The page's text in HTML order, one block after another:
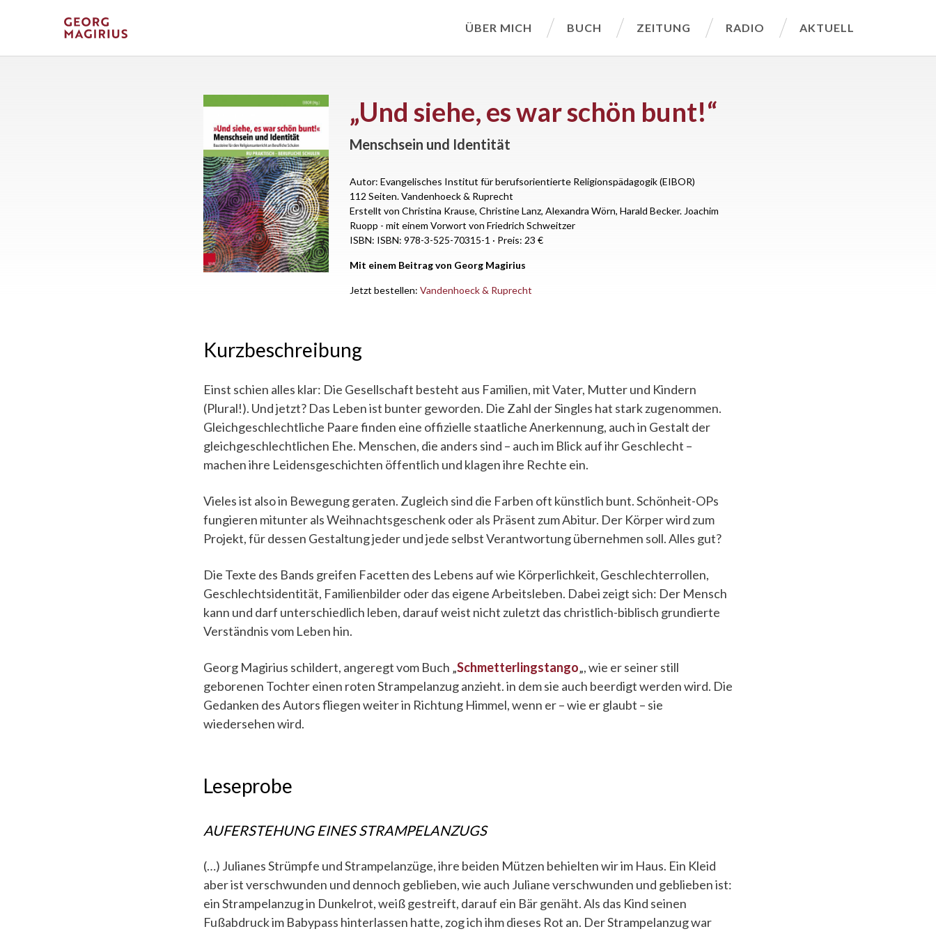
ÜBER MICH BUCH ZEITUNG RADIO AKTUELL
„Und siehe, es war schön bunt!“
Menschsein und Identität
Autor: Evangelisches Institut für berufsorientierte Religionspädagogik (EIBOR)
112 Seiten.Vandenhoeck & Ruprecht
Erstellt von Christina Krause, Christine Lanz, Alexandra Wörn, Harald Becker. Joachim
Ruopp - mit einem Vorwort von Friedrich Schweitzer
ISBN: ISBN: 978-3-525-70315-1 · Preis: 23 €
Mit einem Beitrag von Georg Magirius
Jetzt bestellen: Vandenhoeck & Ruprecht
Kurzbeschreibung
Einst schien alles klar: Die Gesellschaft besteht aus Familien, mit Vater, Mutter und Kindern
(Plural!). Und jetzt? Das Leben ist bunter geworden. Die Zahl der Singles hat stark zugenommen.
Gleichgeschlechtliche Paare finden eine offizielle staatliche Anerkennung, auch in Gestalt der
gleichgeschlechtlichen Ehe. Menschen, die anders sind – auch im Blick auf ihr Geschlecht –
machen ihre Leidensgeschichten öffentlich und klagen ihre Rechte ein.
Vieles ist also in Bewegung geraten. Zugleich sind die Farben oft künstlich bunt. Schönheit-OPs
fungieren mitunter als Weihnachtsgeschenk oder als Präsent zum Abitur. Der Körper wird zum
Projekt, für dessen Gestaltung jeder und jede selbst Verantwortung übernehmen soll. Alles gut?
Die Texte des Bands greifen Facetten des Lebens auf wie Körperlichkeit, Geschlechterrollen,
Geschlechtsidentität, Familienbilder oder das eigene Arbeitsleben. Dabei zeigt sich: Der Mensch
kann und darf unterschiedlich leben, darauf weist nicht zuletzt das christlich-biblisch grundierte
Verständnis vom Leben hin.
Georg Magirius schildert, angeregt vom Buch „Schmetterlingstango„, wie er seiner still
geborenen Tochter einen roten Strampelanzug anzieht. in dem sie auch beerdigt werden wird. Die
Gedanken des Autors fliegen weiter in Richtung Himmel, wenn er – wie er glaubt – sie
wiedersehen wird.
Leseprobe
AUFERSTEHUNG EINES STRAMPELANZUGS
(…) Julianes Strümpfe und Strampelanzüge, ihre beiden Mützen behielten wir im Haus. Ein Kleid
aber ist verschwunden und dennoch geblieben, wie auch Juliane verschwunden und geblieben ist:
ein Strampelanzug in Dunkelrot, weiß gestreift, darauf ein Bär genäht. Als das Kind seinen
Fußabdruck im Babypass hinterlassen hatte, zog ich ihm dieses Rot an. Der Strampelanzug war